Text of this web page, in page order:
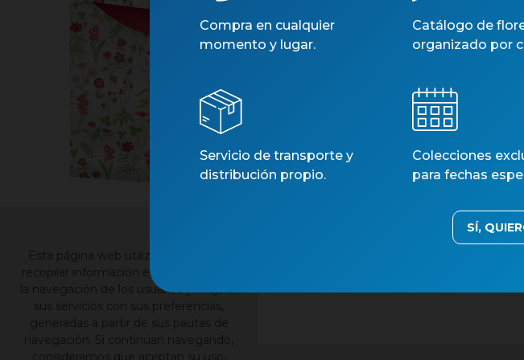
Esta página web utiliza cookies para
recopilar información estadística sobre
la navegación de los usuarios y mejorar
sus servicios con sus preferencias,
generadas a partir de sus pautas de
navegación. Si continúan navegando,
consideramos que aceptan su uso,
Compra en cualquier
momento y lugar.
Catálogo de
organizado por
Servicio de transporte y
distribución propio.
Colecciones
para fechas
SÍ,